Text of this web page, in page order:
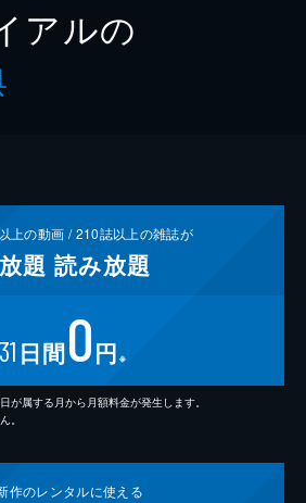
アルの
上の動画 /210誌以上の雑誌が
題 読み放題
31 日間0円 ※
が属する月から月額料金が発生します。
。
作のレンタルに使える